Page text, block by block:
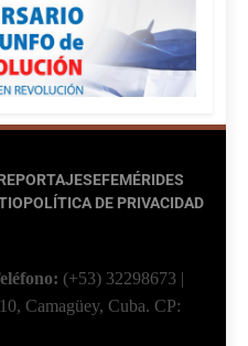
EFEMÉRIDES
POLÍTICA DE PRIVACIDAD
(+53) 32298673
Camagüey, Cuba. CP: